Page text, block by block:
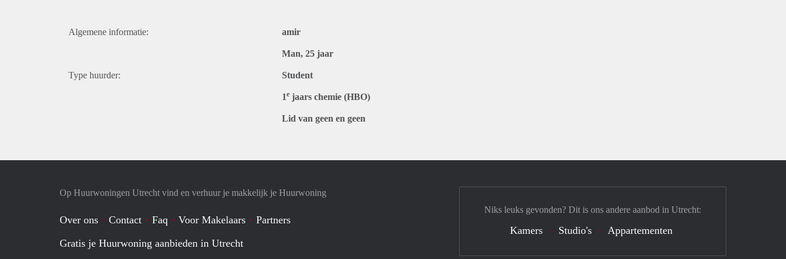
Algemene informatie: amir
Man, 25 jaar
Type huurder: Student
1e jaars chemie (HBO)
Lid van geen en geen
Op Huurwoningen Utrecht vind en verhuur je makkelijk je Huurwoning
Over ons Contact Faq Voor Makelaars
Partners
Gratis je Huurwoning aanbieden in Utrecht
Niks leuks gevonden? Dit is ons andere aanbod in Utrecht:
Kamers Studio's Appartementen